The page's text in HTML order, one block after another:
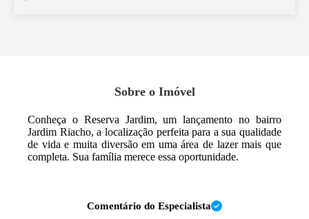
Sobre o Imóvel
Conheça o Reserva Jardim, um lançamento no bairro
Jardim Riacho, a localização perfeita para a sua qualidade
de vida e muita diversão em uma área de lazer mais que
completa. Sua família merece essa oportunidade.
Comentário do Especialista